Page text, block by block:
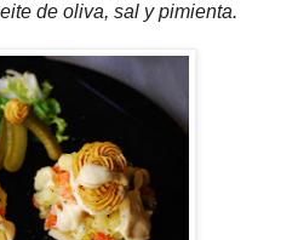
de oliva, sal y pimienta.